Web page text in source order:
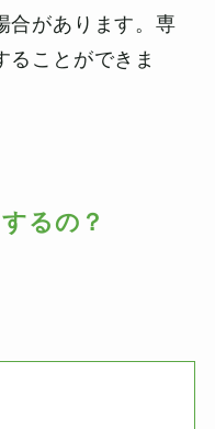
合があります。専
ることができま
るの？